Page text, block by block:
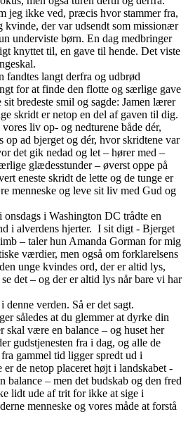
jeg ikke ved, præcis hvor stammer fra,
kvinde, der var udsendt som missionær
underviste børn. En dag medbringer
knyttet til, en gave til hende. Det viste
fandtes langt derfra og udbrød
for at finde den flotte og særlige gave
bredeste smil og sagde: Jamen lærer
skridt er netop en del af gaven til dig.
liv op- og nedturene både dér,
ad bjerget og dér, hvor skridtene var
det gik nedad og let – hører med –
glædesstunder – øverst oppe på
eneste skridt de lette og de tunge er
menneske og leve sit liv med Gud og
i Washington DC trådte en
i alverdens hjerter. I sit digt - Bjerget
– taler hun Amanda Gorman for mig
værdier, men også om forklarelsens
unge kvindes ord, der er altid lys,
det – og der er altid lys når bare vi har
denne verden. Så er det sagt.
således at du glemmer at dyrke din
skal være en balance – og huset her
gudstjenesten fra i dag, og alle de
gammel tid ligger spredt ud i
er de netop placeret højt i landskabet -
balance – men det budskab og den fred
lidt ude af trit for ikke at sige i
menneske og vores måde at forstå